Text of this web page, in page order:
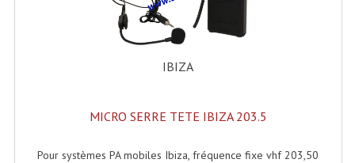
Projecteurs Barres De Leds
Projecteurs Plafonniers Et Encastrés
Projecteurs Théâtre Led
IBIZA
MICRO SERRE TETE IBIZA 203.5
Pour systèmes PA mobiles Ibiza, fréquence fixe vhf 203,50